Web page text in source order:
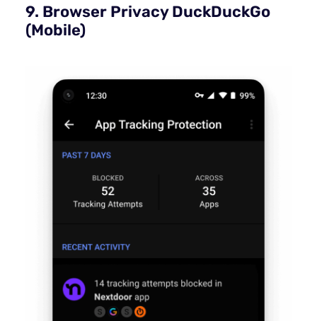
9. Browser Privacy DuckDuckGo
(Mobile)